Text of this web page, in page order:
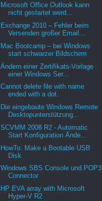
Microsoft Office Outlook kann
nicht gestartet werd...
Exchange 2010 – Fehler beim
Versenden großer Email...
Mac Bootcamp – bei Windows
start schwarzer Bildschirm
Ändern einer Zertifikats-Vorlage
einer Windows Ser...
Cannot delete file with name
ended with a dot.
Die eingebaute Windows Remote
Desktopunterstützung...
SCVMM 2008 R2 - Automatic
Start Konfiguration Ände...
HowTo: Make a Bootable USB
Disk
Windows SBS Console und POP3
Connector
HP EVA array with Microsoft
Hyper-V R2